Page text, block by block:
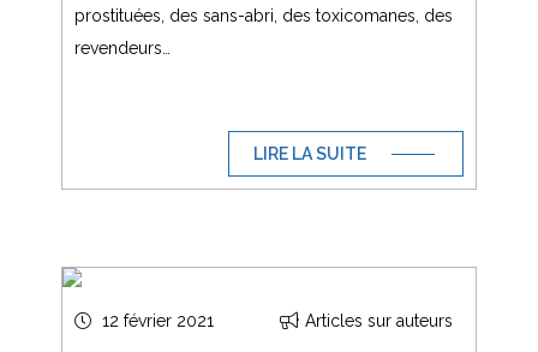
prostituées, des sans-abri, des toxicomanes, des
revendeurs…
LIRE LA SUITE
12 février 2021 Articles sur auteurs